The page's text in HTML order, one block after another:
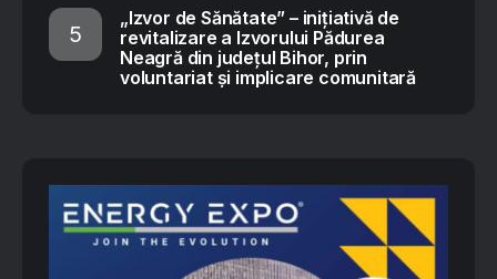
„Izvor de Sănătate” – inițiativă de
revitalizare a Izvorului Pădurea
Neagră din județul Bihor, prin
voluntariat și implicare comunitară